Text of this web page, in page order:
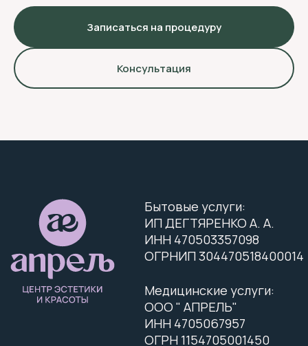
Записаться на процедуру
Консультация
Подология
Эстетика тела
Брови и ресницы
Маникюр и педикюр
Уход за волосами
Эстетическая косметология
Согласие на получение рекламных
и информационных сообщений
Согласие на обработку ПД
Политика конфиденциальности
Услуги центра
Документы